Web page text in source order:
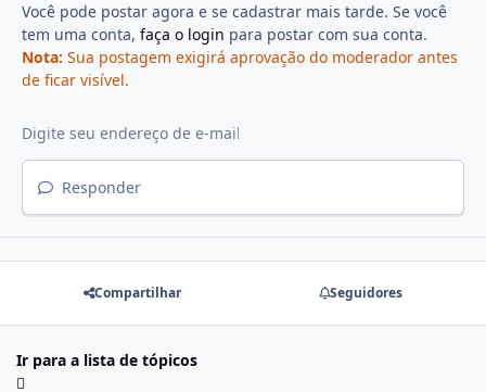
Você pode postar agora e se cadastrar mais tarde. Se você
tem uma conta, faça o login para postar com sua conta.
Nota: Sua postagem exigirá aprovação do moderador antes
de ficar visível.
Responder
Compartilhar Seguidores
Ir para a lista de tópicos